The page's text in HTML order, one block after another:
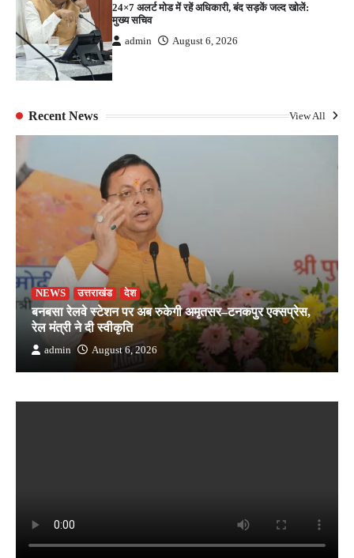
24×7 अलर्ट मोड में रहें अधिकारी, बंद सड़कें जल्द खोलें:
मुख्य सचिव
admin August 6, 2026
Recent News View All
NEWS उत्तराखंड देश
बनबसा रेलवे स्टेशन पर अब रुकेगी अमृतसर–टनकपुर एक्सप्रेस,
रेल मंत्री ने दी स्वीकृति
admin August 6, 2026